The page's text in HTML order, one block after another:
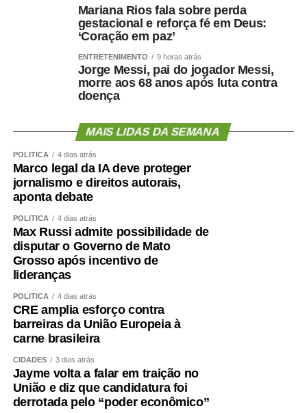
rigorosamente aquilo que assumi. Outros terão de
responder pelas escolhas que fizeram e pela maneira
como decidiram fazê-las.”
Nota na íntegra:
Política se faz com responsabilidade, compromisso,
Wellington Fagundes e o Partido Liberal de Mato Grosso
demonstraram enorme dificuldade em compreender o
significado desses princípios – o que só contribui para
apodrecer a boa política.
Aceitei o convite para integrar, como candidato a vice-
governador, a chapa liderada pelo senador Wellington
Fagundes. A decisão não foi fruto de uma conversa
informal ou de uma possibilidade lançada ao acaso. Foi
uma escolha política apresentada, construída e
formalizada dentro do processo partidário, inclusive com
a realização da convenção.
A partir dessa decisão, compromissos foram assumidos,
pessoas foram mobilizadas, estratégias foram definidas e
todo um projeto de campanha começou a ser estruturado.
Fiz isso de boa-fé, acreditando na palavra empenhada e
na seriedade de uma decisão tomada por quem pretende
Mariana Rios fala sobre perda
gestacional e reforça fé em Deus:
‘Coração em paz’
ENTRETENIMENTO 9 horas atrás
Jorge Messi, pai do jogador Messi,
morre aos 68 anos após luta contra
doença
MAIS LIDAS DA SEMANA
POLÍTICA 4 dias atrás
Marco legal da IA deve proteger
jornalismo e direitos autorais,
aponta debate
POLÍTICA 4 dias atrás
Max Russi admite possibilidade de
disputar o Governo de Mato
Grosso após incentivo de
lideranças
POLÍTICA 4 dias atrás
CRE amplia esforço contra
barreiras da União Europeia à
carne brasileira
CIDADES 3 dias atrás
Jayme volta a falar em traição no
União e diz que candidatura foi
derrotada pelo “poder econômico”